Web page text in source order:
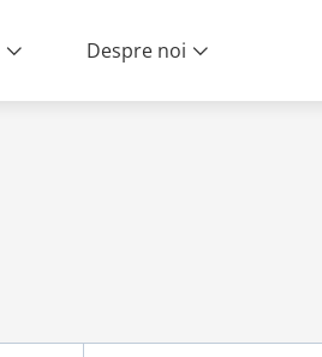
Despre noi